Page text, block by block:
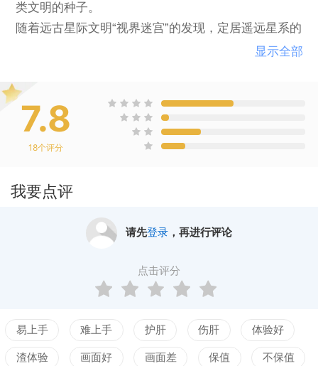
类文明的种子。
随着远古星际文明“视界迷宫”的发现，定居遥远星系的
人类帝国正试图走得比前人更远。直到充满敌意的无
「异构虫」——
这个名字成为悬在人类帝国头上的达摩克利斯之剑，
已有十年之久。
机、星际瘟疫一系列难题，面临异星种族侵略的全新
只是，这需要谁，付出怎样的代价？
您作为帝国精英舰队的指挥官，将率领自己的特别部
的最前线，同时还肩负着找寻其他“视界迷宫”的秘密任
务。
显示全部
7.8
18个评分
我要点评
请先登录，再进行评论
点击评分
易上手 难上手 护肝 伤肝 体验好
渣体验 画面好 画面差 保值 不保值